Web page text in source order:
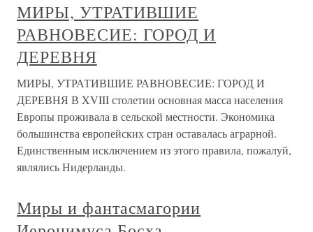
МИРЫ, УТРАТИВШИЕ
РАВНОВЕСИЕ: ГОРОД И
ДЕРЕВНЯ
МИРЫ, УТРАТИВШИЕ РАВНОВЕСИЕ: ГОРОД И
ДЕРЕВНЯ В XVIII столетии основная масса населения
Европы проживала в сельской местности. Экономика
большинства европейских стран оставалась аграрной.
Единственным исключением из этого правила, пожалуй,
являлись Нидерланды.
Миры и фантасмагории